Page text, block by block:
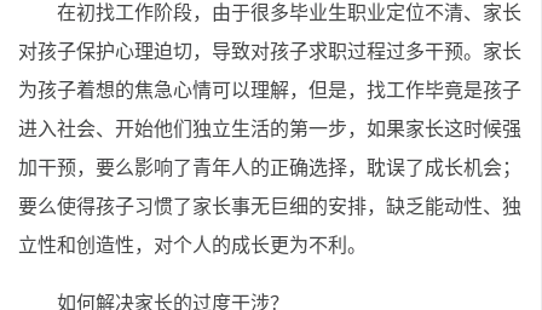
在初找工作阶段，由于很多毕业生职业定位不清、家长
对孩子保护心理迫切，导致对孩子求职过程过多干预。家长
为孩子着想的焦急心情可以理解，但是，找工作毕竟是孩子
进入社会、开始他们独立生活的第一步，如果家长这时候强
加干预，要么影响了青年人的正确选择，耽误了成长机会；
要么使得孩子习惯了家长事无巨细的安排，缺乏能动性、独
立性和创造性，对个人的成长更为不利。
如何解决家长的过度干涉？